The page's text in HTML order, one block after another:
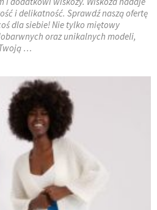
i delikatność. Sprawdź naszą ofertę
dla siebie! Nie tylko miętowy
oraz unikalnych modeli,
…